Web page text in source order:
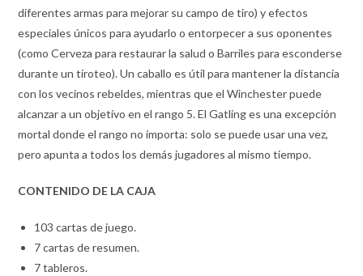
diferentes armas para mejorar su campo de tiro) y efectos
especiales únicos para ayudarlo o entorpecer a sus oponentes
(como Cerveza para restaurar la salud o Barriles para esconderse
durante un tiroteo). Un caballo es útil para mantener la distancia
con los vecinos rebeldes, mientras que el Winchester puede
alcanzar a un objetivo en el rango 5. El Gatling es una excepción
mortal donde el rango no importa: solo se puede usar una vez,
pero apunta a todos los demás jugadores al mismo tiempo.
CONTENIDO DE LA CAJA
103 cartas de juego.
7 cartas de resumen.
7 tableros.